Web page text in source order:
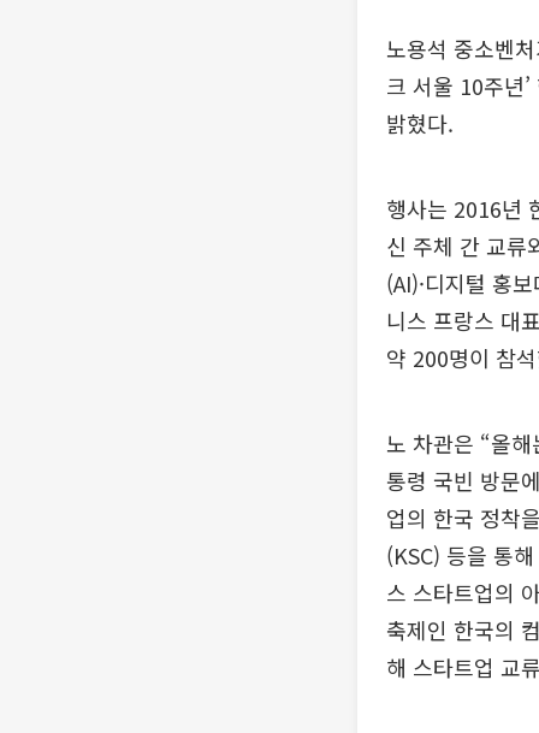
노용석 중소벤
크 서울 10주년
밝혔다.
행사는 2016년
신 주체 간 교류
(AI)·디지털 홍
니스 프랑스 대
약 200명이 참
노 차관은 “올
통령 국빈 방문
업의 한국 정착
(KSC) 등을 통
스 스타트업의
축제인 한국의
해 스타트업 교